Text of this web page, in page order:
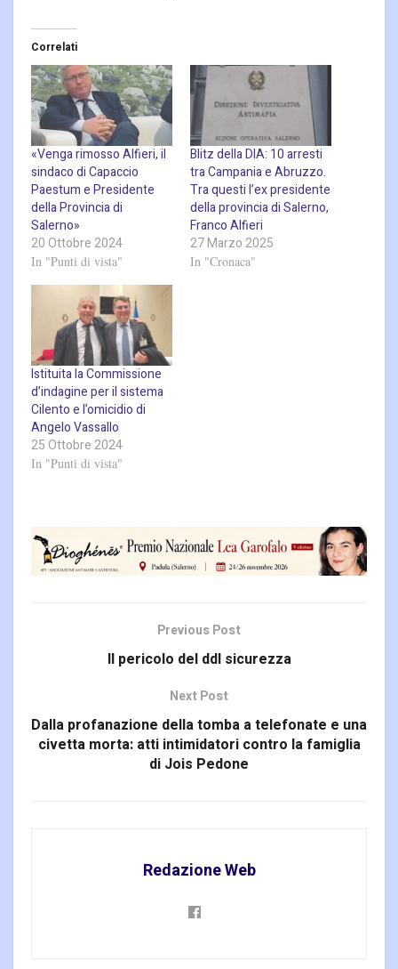
Correlati
«Venga rimosso Alfieri, il
sindaco di Capaccio
Paestum e Presidente
della Provincia di
Salerno»
20 Ottobre 2024
In "Punti di vista"
Blitz della DIA: 10 arresti
tra Campania e Abruzzo.
Tra questi l’ex presidente
della provincia di Salerno,
Franco Alfieri
27 Marzo 2025
In "Cronaca"
Istituita la Commissione
d’indagine per il sistema
Cilento e l’omicidio di
Angelo Vassallo
25 Ottobre 2024
In "Punti di vista"
Previous Post
Il pericolo del ddl sicurezza
Next Post
Dalla profanazione della tomba a telefonate e una
civetta morta: atti intimidatori contro la famiglia
di Jois Pedone
Redazione Web